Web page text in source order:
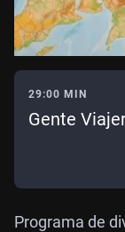
29:00 MIN
Gente
Programa de